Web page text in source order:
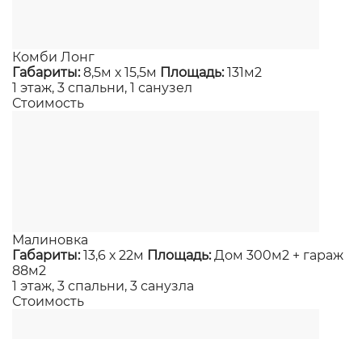
Комби Лонг
Габариты:8,5м х 15,5м Площадь:131м2
1 этаж, 3 спальни, 1 санузел
Стоимость
Малиновка
Габариты:13,6 х 22м Площадь:Дом 300м2 + гараж
88м2
1 этаж, 3 спальни, 3 санузла
Стоимость